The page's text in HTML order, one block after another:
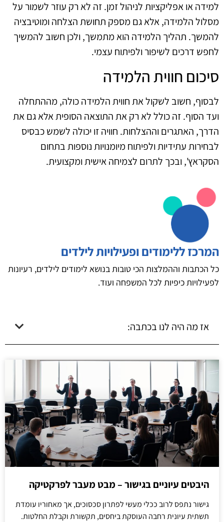
למידה או אפליקציות לניהול זמן. זה לא רק עוזר לשמור על
מסלול הלמידה, אלא גם מספק תחושת הצלחה ומוטיבציה
להמשך. תהליך הלמידה הוא מתמשך, ולכן חשוב להמשיך
לחפש דרכים לשיפור ולפיתוח עצמי.
סיכום חווית הלמידה
לבסוף, חשוב לשקול את חווית הלמידה כולה, מההתחלה
ועד הסוף. זה כולל לא רק את התוצאה הסופית אלא גם את
הדרך, האתגרים וההצלחות. חוויה זו יכולה לשמש כבסיס
לבחירות עתידיות ולפיתוח מיומנויות נוספות בתחום
הסקראץ', ובכך לתרום לצמיחה אישית ומקצועית.
המרכז ללימודים ופעילויות לילדים
כל הכתבות וההמלצות הכי טובות בנושא לימודים לילדים, רעיונות
לפעילויות כיפיות לכל המשפחה ועוד.
אז מה היה לנו בכתבה:
היבטים עיוניים בגישור – מבט מעבר לפרקטיקה
גישור נתפס לרוב ככלי מעשי לפתרון סכסוכים, אך מאחוריו עומדת
תשתית עיונית רחבה העוסקת ביחסים, תקשורת וקבלת החלטות.